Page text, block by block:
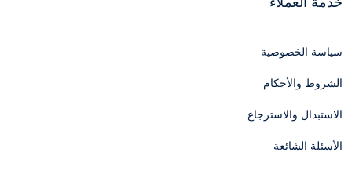
سياسة الخصوصية
الشروط والأحكام
الاستبدال والاسترجاع
الأسئلة الشائعة